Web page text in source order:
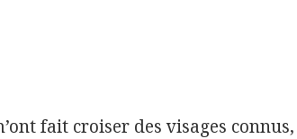
fait croiser des visages